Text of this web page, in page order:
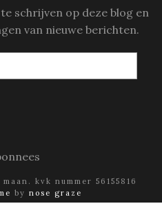
schrijven op deze blog en
van nieuwe berichten.
kvk nummer 56155816
by nose graze